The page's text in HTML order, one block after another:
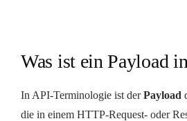
Was ist ein Payload
In API-Terminologie ist derPayload
die in einem HTTP-Request- oder